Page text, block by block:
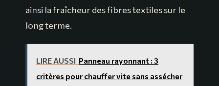
ainsi la fraîcheur des fibres textiles sur le
long terme.
LIRE AUSSI Panneau rayonnant : 3
critères pour chauffer vite sans assécher